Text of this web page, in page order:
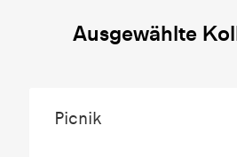
Ausgewählte
Picnik